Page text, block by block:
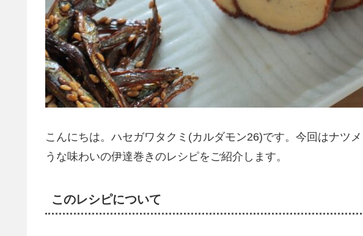
こんにちは。ハセガワタクミ(カルダモン26)です。今回はナツ
うな味わいの伊達巻きのレシピをご紹介します。
このレシピについて